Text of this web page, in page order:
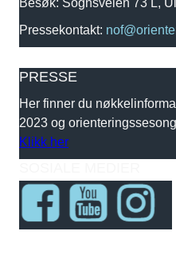
Pressekontakt:
PRESSE
Her finner du
2023 og
Klikk her